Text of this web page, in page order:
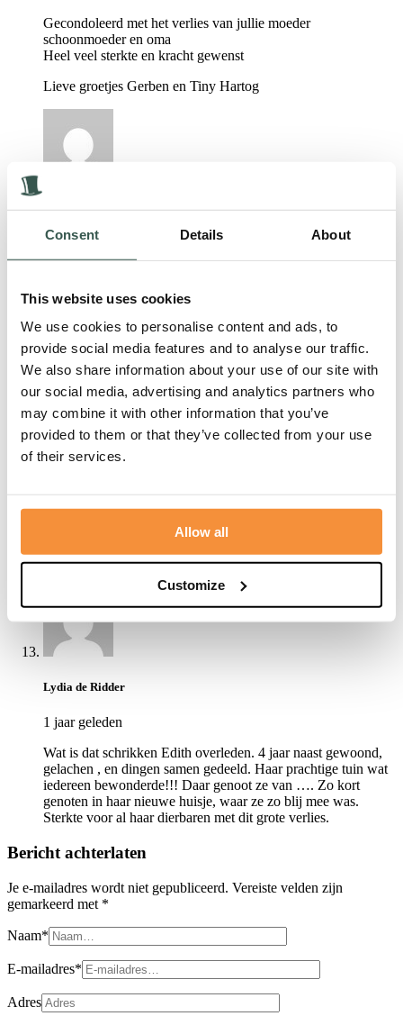
Consent Details About
This website uses cookies
We use cookies to personalise content and ads, to
provide social media features and to analyse our traffic.
We also share information about your use of our site with
our social media, advertising and analytics partners who
may combine it with other information that you’ve
provided to them or that they’ve collected from your use
of their services.
Allow all
Customize
Gecondoleerd met het verlies van jullie moeder
schoonmoeder en oma
Heel veel sterkte en kracht gewenst
Lieve groetjes Gerben en Tiny Hartog
Carmen Ros
1 jaar geleden
je nieuwe huis in Voorthuizen, wij die jou met een traan en
een lach aan het uitzwaaien waren. Weg van de Dobbe waar
je zo lang hebt gewoond en waar wij lange tijd jouw
overburen zijn geweest op het Karrespoor.
We schrikken dan ook erg van de kaart die we vanmiddag
kregen. Een stralende Edith met een schep in haar hand die er
dan nu ineens niet meer is, heel onwerkelijk. We hebben altijd
genoten van de verhalen die je vertelde en vooral hoe je ze
kon vertellen. Jouw belevenissen met Doortje waren daar een
mooi voorbeeld van.
We willen de familie heel veel sterkte wensen met het missen
Erik, Carmen, Jana en Tess
Lydia de Ridder
1 jaar geleden
Wat is dat schrikken Edith overleden. 4 jaar naast gewoond,
gelachen , en dingen samen gedeeld. Haar prachtige tuin wat
iedereen bewonderde!!! Daar genoot ze van …. Zo kort
genoten in haar nieuwe huisje, waar ze zo blij mee was.
Sterkte voor al haar dierbaren met dit grote verlies.
Bericht achterlaten
Je e-mailadres wordt niet gepubliceerd. Vereiste velden zijn
gemarkeerd met *
Naam*
E-mailadres*
Adres